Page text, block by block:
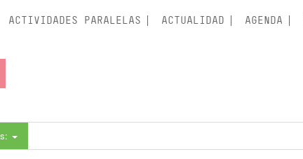
ACTIVIDADES PARALELAS ACTUALIDAD AGENDA